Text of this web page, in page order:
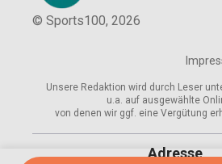
© Sports100, 2026
Unsere Redaktion wird durch Leser
u.a. auf ausgewählte
von denen wir ggf. eine Vergütung
Adresse